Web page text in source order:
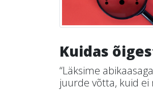
Kuidas
“Läksime
juurde võtta, kuid ei